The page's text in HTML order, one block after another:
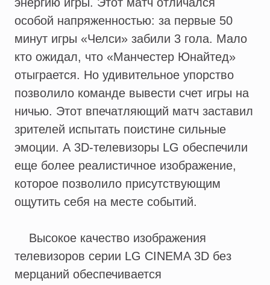
особой напряженностью: за первые 50
минут игры «Челси» забили 3 гола. Мало
кто ожидал, что «Манчестер Юнайтед»
отыграется. Но удивительное упорство
позволило команде вывести счет игры на
ничью. Этот впечатляющий матч заставил
зрителей испытать поистине сильные
эмоции. А 3D-телевизоры LG обеспечили
еще более реалистичное изображение,
которое позволило присутствующим
ощутить себя на месте событий.
Высокое качество изображения
телевизоров серии LG CINEMA 3D без
мерцаний обеспечивается